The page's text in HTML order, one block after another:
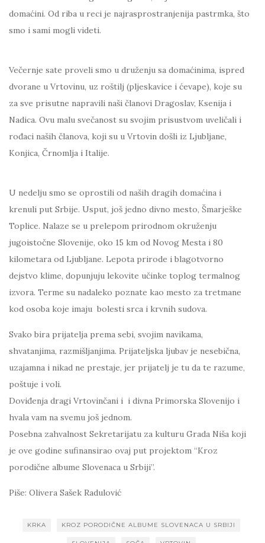
domaćini. Od riba u reci je najrasprostranjenija pastrmka, što
smo i sami mogli videti.
Večernje sate proveli smo u druženju sa domaćinima, ispred
dvorane u Vrtovinu, uz roštilj (pljeskavice i ćevape), koje su
za sve prisutne napravili naši članovi Dragoslav, Ksenija i
Nadica. Ovu malu svečanost su svojim prisustvom uveličali i
rođaci naših članova, koji su u Vrtovin došli iz Ljubljane,
Konjica, Črnomlja i Italije.
U nedelju smo se oprostili od naših dragih domaćina i
krenuli put Srbije. Usput, još jedno divno mesto, Šmarješke
Toplice. Nalaze se u prelepom prirodnom okruženju
jugoistočne Slovenije, oko 15 km od Novog Mesta i 80
kilometara od Ljubljane. Lepota prirode i blagotvorno
dejstvo klime, dopunjuju lekovite učinke toplog termalnog
izvora. Terme su nadaleko poznate kao mesto za tretmane
kod osoba koje imaju bolesti srca i krvnih sudova.
Svako bira prijatelja prema sebi, svojim navikama,
shvatanjima, razmišljanjima. Prijateljska ljubav je nesebična,
uzajamna i nikad ne prestaje, jer prijatelj je tu da te razume,
poštuje i voli.
Doviđenja dragi Vrtovinčani i i divna Primorska Slovenijo i
hvala vam na svemu još jednom.
Posebna zahvalnost Sekretarijatu za kulturu Grada Niša koji
je ove godine sufinansirao ovaj put projektom “Kroz
porodične albume Slovenaca u Srbiji”.
Piše: Olivera Sašek Radulović
KRKA KROZ PORODIČNE ALBUME SLOVENACA U SRBIJI